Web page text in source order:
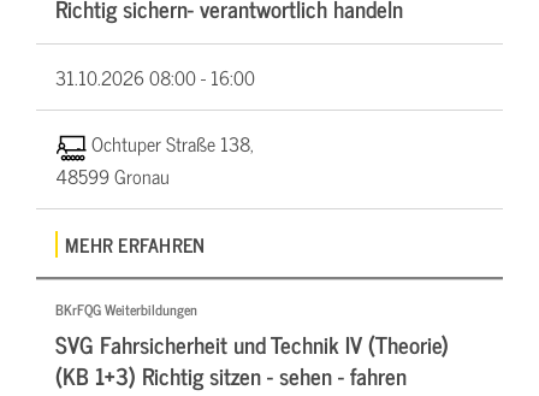
Richtig sichern- verantwortlich handeln
31.10.202608:00 - 16:00
Ochtuper Straße 138,
48599 Gronau
MEHR ERFAHREN
BKrFQG Weiterbildungen
SVG Fahrsicherheit und Technik IV (Theorie)
(KB 1+3) Richtig sitzen - sehen - fahren